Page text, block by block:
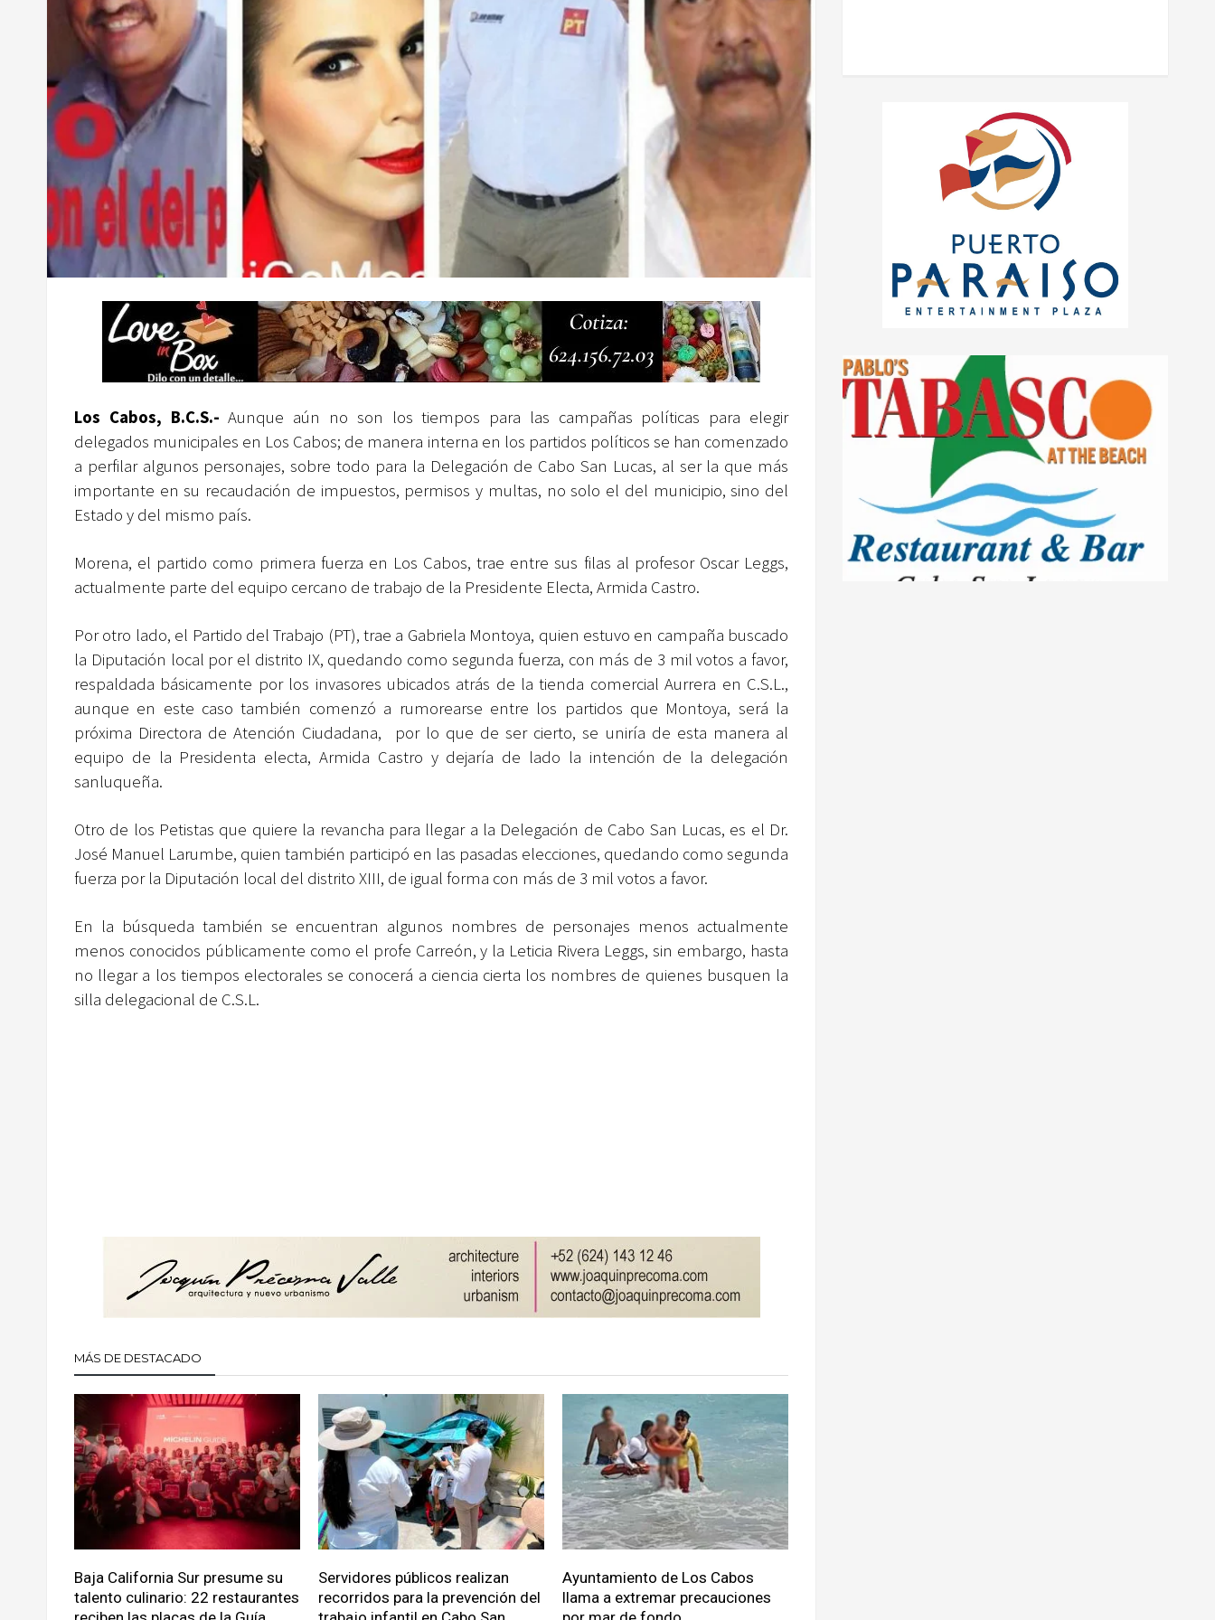
Los Cabos, B.C.S.-Aunque aún no son los tiempos para las campañas políticas para elegir
delegados municipales en Los Cabos; de manera interna en los partidos políticos se han comenzado
a perfilar algunos personajes, sobre todo para la Delegación de Cabo San Lucas, al ser la que más
importante en su recaudación de impuestos, permisos y multas, no solo el del municipio, sino del
Estado y del mismo país.
Morena, el partido como primera fuerza en Los Cabos, trae entre sus filas al profesor Oscar Leggs,
actualmente parte del equipo cercano de trabajo de la Presidente Electa, Armida Castro.
Por otro lado, el Partido del Trabajo (PT), trae a Gabriela Montoya, quien estuvo en campaña buscado
la Diputación local por el distrito IX, quedando como segunda fuerza, con más de 3 mil votos a favor,
respaldada básicamente por los invasores ubicados atrás de la tienda comercial Aurrera en C.S.L.,
aunque en este caso también comenzó a rumorearse entre los partidos que Montoya, será la
próxima Directora de Atención Ciudadana, por lo que de ser cierto, se uniría de esta manera al
equipo de la Presidenta electa, Armida Castro y dejaría de lado la intención de la delegación
sanluqueña.
Otro de los Petistas que quiere la revancha para llegar a la Delegación de Cabo San Lucas, es el Dr.
José Manuel Larumbe, quien también participó en las pasadas elecciones, quedando como segunda
fuerza por la Diputación local del distrito XIII, de igual forma con más de 3 mil votos a favor.
En la búsqueda también se encuentran algunos nombres de personajes menos actualmente
menos conocidos públicamente como el profe Carreón, y la Leticia Rivera Leggs, sin embargo, hasta
no llegar a los tiempos electorales se conocerá a ciencia cierta los nombres de quienes busquen la
silla delegacional de C.S.L.
MÁS DE DESTACADO
Baja California Sur presume su
talento culinario: 22 restaurantes
Servidores públicos realizan
recorridos para la prevención del
Ayuntamiento de Los Cabos
llama a extremar precauciones